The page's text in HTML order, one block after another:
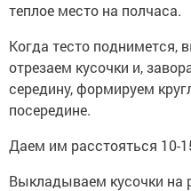
теплое место на полчаса.
Когда тесто поднимется,
отрезаем кусочки и,
середину, формируем
посередине.
Даем им расстояться 10-
Выкладываем кусочки на